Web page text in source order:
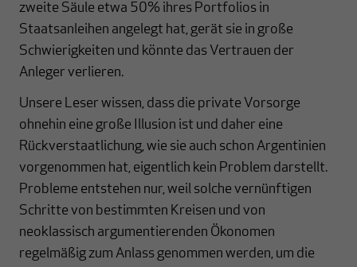
zweite Säule etwa 50% ihres Portfolios in
Staatsanleihen angelegt hat, gerät sie in große
Schwierigkeiten und könnte das Vertrauen der
Anleger verlieren.
Unsere Leser wissen, dass die private Vorsorge
ohnehin eine große Illusion ist und daher eine
Rückverstaatlichung, wie sie auch schon Argentinien
vorgenommen hat, eigentlich kein Problem darstellt.
Probleme entstehen nur, weil solche vernünftigen
Schritte von bestimmten Kreisen und von
neoklassisch argumentierenden Ökonomen
regelmäßig zum Anlass genommen werden, um die